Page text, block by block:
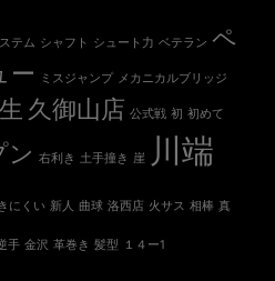
テム シャフト シュート力 ベテラン ペ
ー ミスジャンプ メカニカルブリッジ
久御山店 公式戦 初 初めて
ン 右利き 土手撞き 崖
川端
にくい 新人 曲球 洛西店 火サス 相棒 真
手 金沢 革巻き 髪型 １４ー1